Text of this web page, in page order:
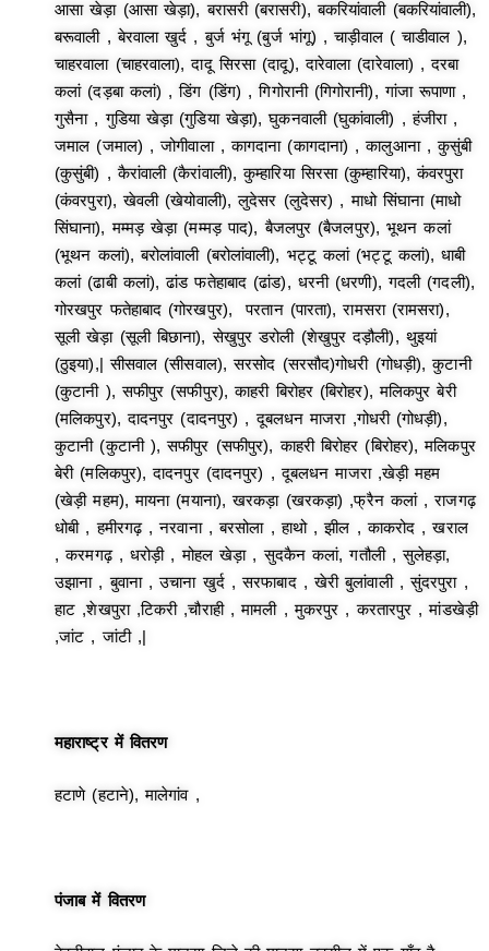
आसा खेड़ा (आसा खेड़ा), बरासरी (बरासरी), बकरियांवाली (बकरियांवाली),
बरूवाली , बेरवाला खुर्द , बुर्ज भंगू (बुर्ज भांगू) , चाड़ीवाल ( चाडीवाल ),
चाहरवाला (चाहरवाला), दादू सिरसा (दादू), दारेवाला (दारेवाला) , दरबा
कलां (दड़बा कलां) , डिंग (डिंग) , गिगोरानी (गिगोरानी), गांजा रूपाणा ,
गुसैना , गुडिया खेड़ा (गुडिया खेड़ा), घुकनवाली (घुकांवाली) , हंजीरा ,
जमाल (जमाल) , जोगीवाला , कागदाना (कागदाना) , कालुआना , कुसुंबी
(कुसुंबी) , कैरांवाली (कैरांवाली), कुम्हारिया सिरसा (कुम्हारिया), कंवरपुरा
(कंवरपुरा), खेवली (खेयोवाली), लुदेसर (लुदेसर) , माधो सिंघाना (माधो
सिंघाना), मम्मड़ खेड़ा (मम्मड़ पाद), बैजलपुर (बैजलपुर), भूथन कलां
(भूथन कलां), बरोलांवाली (बरोलांवाली), भट्टू कलां (भट्टू कलां), धाबी
कलां (ढाबी कलां), ढांड फतेहाबाद (ढांड), धरनी (धरणी), गदली (गदली),
गोरखपुर फतेहाबाद (गोरखपुर), परतान (पारता), रामसरा (रामसरा),
सूली खेड़ा (सूली बिछाना), सेखुपुर डरोली (शेखुपुर दड़ौली), थुइयां
(ठुइया),| सीसवाल (सीसवाल), सरसोद (सरसौद)गोधरी (गोधड़ी), कुटानी
(कुटानी ), सफीपुर (सफीपुर), काहरी बिरोहर (बिरोहर), मलिकपुर बेरी
(मलिकपुर), दादनपुर (दादनपुर) , दूबलधन माजरा ,गोधरी (गोधड़ी),
कुटानी (कुटानी ), सफीपुर (सफीपुर), काहरी बिरोहर (बिरोहर), मलिकपुर
बेरी (मलिकपुर), दादनपुर (दादनपुर) , दूबलधन माजरा ,खेड़ी महम
(खेड़ी महम), मायना (मयाना), खरकड़ा (खरकड़ा) ,फ्रैन कलां , राजगढ़
धोबी , हमीरगढ़ , नरवाना , बरसोला , हाथो , झील , काकरोद , खराल
, करमगढ़ , धरोड़ी , मोहल खेड़ा , सुदकैन कलां, गतौली , सुलेहड़ा,
उझाना , बुवाना , उचाना खुर्द , सरफाबाद , खेरी बुलांवाली , सुंदरपुरा ,
हाट ,शेखपुरा ,टिकरी ,चौराही , मामली , मुकरपुर , करतारपुर , मांडखेड़ी
,जांट , जांटी ,|
महाराष्ट्र में वितरण
हटाणे (हटाने), मालेगांव ,
पंजाब में वितरण